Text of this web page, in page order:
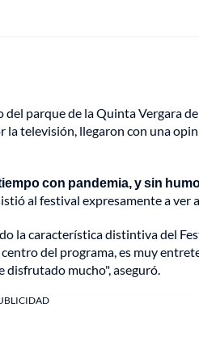
parque de la Quinta Vergara
televisión, llegaron con una
con pandemia, y sin
al festival expresamente a
la característica distintiva del
del programa, es muy
disfrutado mucho", aseguró.